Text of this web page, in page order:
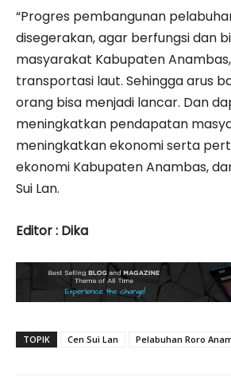
“Progres pembangunan
disegerakan, agar berfungsi dan
masyarakat Kabupaten
transportasi laut. Sehingga arus
orang bisa menjadi lancar. Dan
meningkatkan pendapatan
meningkatkan ekonomi serta
ekonomi Kabupaten Anambas,
Sui Lan.
Editor : Dika
TOPIK Cen Sui Lan Pelabuhan Roro